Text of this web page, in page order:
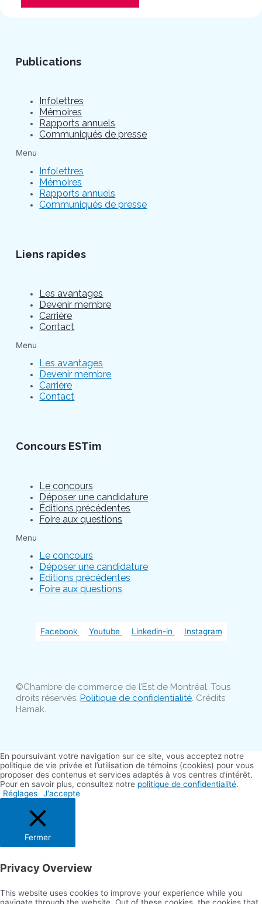
Publications
Infolettres
Mémoires
Rapports annuels
Communiqués de presse
Menu
Infolettres
Mémoires
Rapports annuels
Communiqués de presse
Liens rapides
Les avantages
Devenir membre
Carrière
Contact
Menu
Les avantages
Devenir membre
Carrière
Contact
Concours ESTim
Le concours
Déposer une candidature
Éditions précédentes
Foire aux questions
Menu
Le concours
Déposer une candidature
Éditions précédentes
Foire aux questions
Facebook Youtube Linkedin-in Instagram
©Chambre de commerce de l’Est de Montréal. Tous
droits réservés.Politique de confidentialité. Crédits
Hamak.
En poursuivant votre navigation sur ce site, vous acceptez notre
politique de vie privée et l’utilisation de témoins (cookies) pour vous
proposer des contenus et services adaptés à vos centres d’intérêt.
Pour en savoir plus, consultez notre politique de confidentialité.
Réglages
J'accepte
Fermer
Privacy Overview
This website uses cookies to improve your experience while you